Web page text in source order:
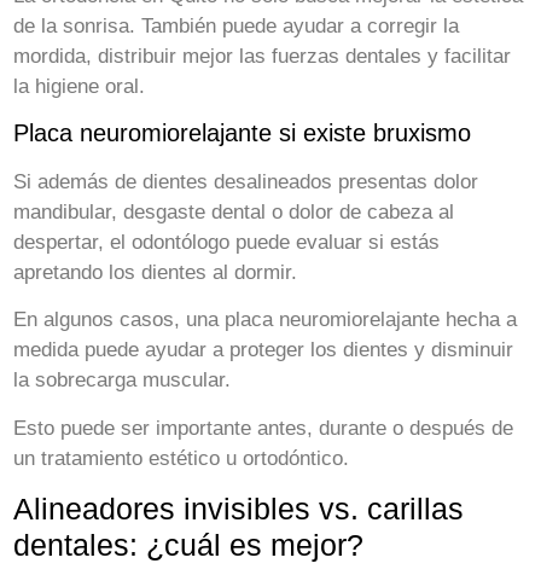
de la sonrisa. También puede ayudar a corregir la
mordida, distribuir mejor las fuerzas dentales y facilitar
la higiene oral.
Placa neuromiorelajante si existe bruxismo
Si además de dientes desalineados presentas dolor
mandibular, desgaste dental o dolor de cabeza al
despertar, el odontólogo puede evaluar si estás
apretando los dientes al dormir.
En algunos casos, una placa neuromiorelajante hecha a
medida puede ayudar a proteger los dientes y disminuir
la sobrecarga muscular.
Esto puede ser importante antes, durante o después de
un tratamiento estético u ortodóntico.
Alineadores invisibles vs. carillas
dentales: ¿cuál es mejor?